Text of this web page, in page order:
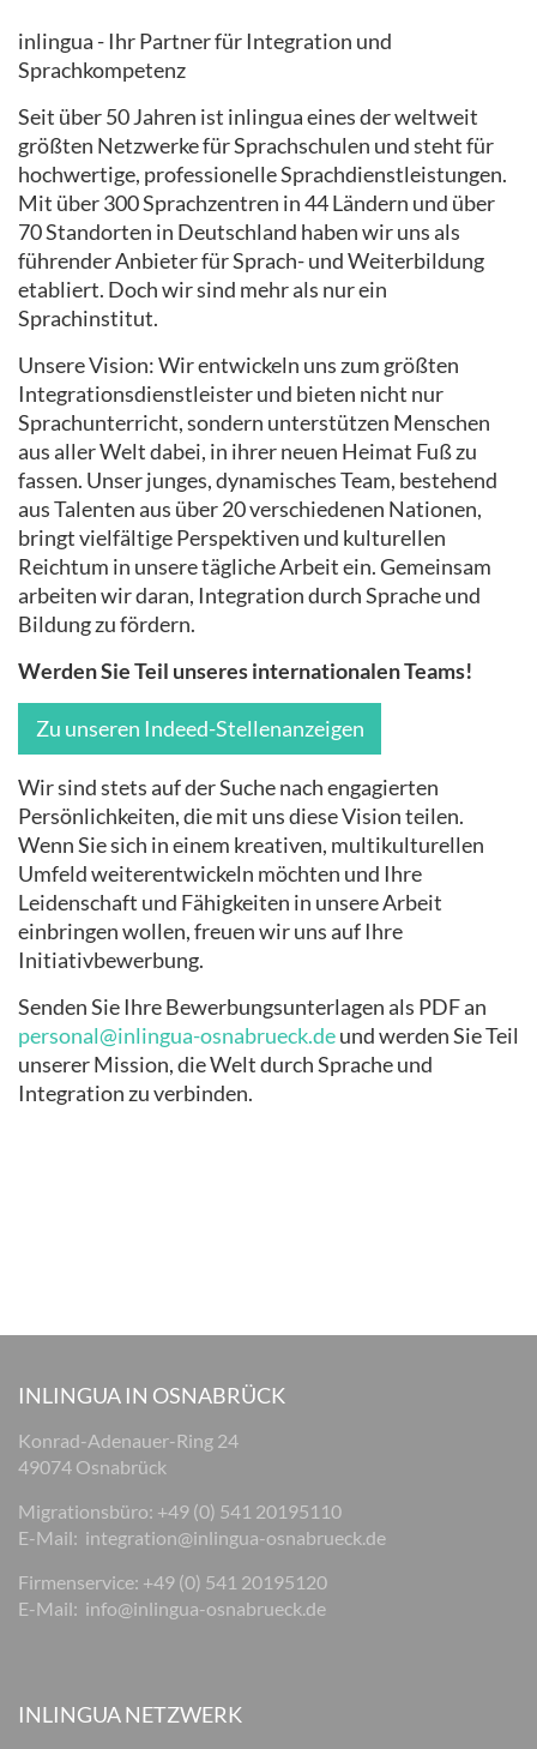
inlingua - Ihr Partner für Integration und
Sprachkompetenz
Seit über 50 Jahren ist inlingua eines der weltweit
größten Netzwerke für Sprachschulen und steht für
hochwertige, professionelle Sprachdienstleistungen.
Mit über 300 Sprachzentren in 44 Ländern und über
70 Standorten in Deutschland haben wir uns als
führender Anbieter für Sprach- und Weiterbildung
etabliert. Doch wir sind mehr als nur ein
Sprachinstitut.
Unsere Vision: Wir entwickeln uns zum größten
Integrationsdienstleister und bieten nicht nur
Sprachunterricht, sondern unterstützen Menschen
aus aller Welt dabei, in ihrer neuen Heimat Fuß zu
fassen. Unser junges, dynamisches Team, bestehend
aus Talenten aus über 20 verschiedenen Nationen,
bringt vielfältige Perspektiven und kulturellen
Reichtum in unsere tägliche Arbeit ein. Gemeinsam
arbeiten wir daran, Integration durch Sprache und
Bildung zu fördern.
Werden Sie Teil unseres internationalen Teams!
Zu unseren Indeed-Stellenanzeigen
Wir sind stets auf der Suche nach engagierten
Persönlichkeiten, die mit uns diese Vision teilen.
Wenn Sie sich in einem kreativen, multikulturellen
Umfeld weiterentwickeln möchten und Ihre
Leidenschaft und Fähigkeiten in unsere Arbeit
einbringen wollen, freuen wir uns auf Ihre
Initiativbewerbung.
Senden Sie Ihre Bewerbungsunterlagen als PDF an
personal@inlingua-osnabrueck.deund werden Sie Teil
unserer Mission, die Welt durch Sprache und
Integration zu verbinden.
INLINGUA IN OSNABRÜCK
Konrad-Adenauer-Ring 24
49074 Osnabrück
Migrationsbüro: +49 (0) 541 20195110
E-Mail: integration@inlingua-osnabrueck.de
Firmenservice: +49 (0) 541 20195120
E-Mail: info@inlingua-osnabrueck.de
INLINGUA NETZWERK